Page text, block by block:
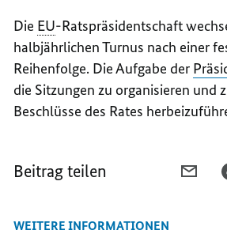
Die EU-Ratspräsidentschaft
halbjährlichen Turnus nach einer
Reihenfolge. Die Aufgabe der
die Sitzungen zu organisieren und
Beschlüsse des Rates
Beitrag teilen
WEITERE INFORMATIONEN